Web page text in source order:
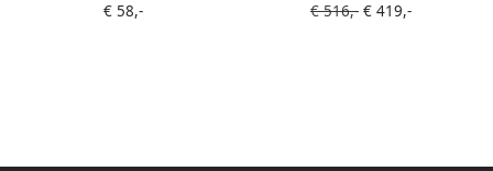
€ 58,-
€ 516,- € 419,-